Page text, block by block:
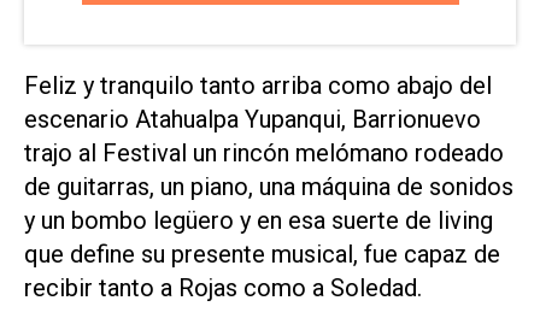
Feliz y tranquilo tanto arriba como abajo del
escenario Atahualpa Yupanqui, Barrionuevo
trajo al Festival un rincón melómano rodeado
de guitarras, un piano, una máquina de sonidos
y un bombo legüero y en esa suerte de living
que define su presente musical, fue capaz de
recibir tanto a Rojas como a Soledad.